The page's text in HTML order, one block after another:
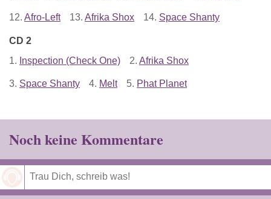
12. Afro-Left 13. Afrika Shox 14. Space Shanty
CD 2
1. Inspection (Check One) 2. Afrika Shox
3. Space Shanty 4. Melt 5. Phat Planet
Noch keine Kommentare